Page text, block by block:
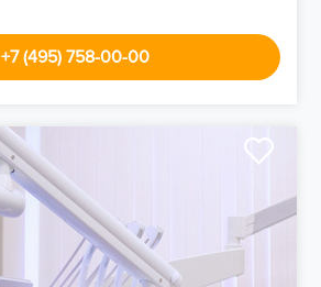
+7 (495) 758-00-00